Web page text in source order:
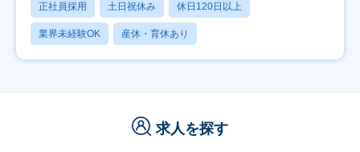
正社員採用 土日祝休み 休日120日以上
業界未経験OK 産休・育休あり
求人を探す